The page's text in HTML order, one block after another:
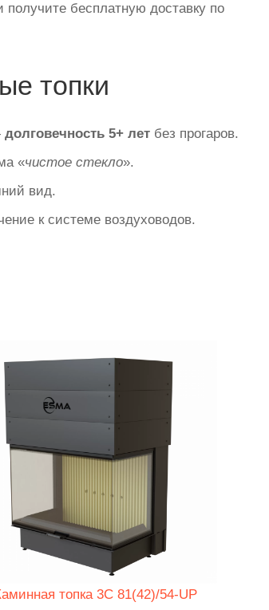
бесплатную доставку по
топки
долговечность 5+ лет без прогаров.
«чистое стекло».
вид.
к системе воздуховодов.
топка 3C 81(42)/54-UP